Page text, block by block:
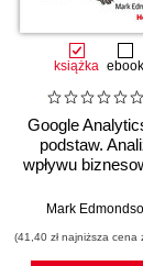
książka ebook
Google
podstaw.
wpływu
trendów
Mark
(41,40 zł najniższa cena